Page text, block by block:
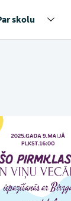
skolu